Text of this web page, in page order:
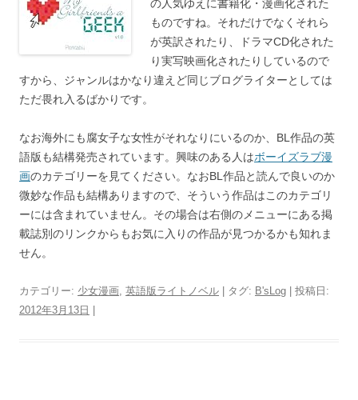
の人気ゆえに書籍化・漫画化された
ものですね。それだけでなくそれら
が英訳されたり、ドラマCD化された
り実写映画化されたりしているので
すから、ジャンルはかなり違えど同じブログライターとしては
ただ畏れ入るばかりです。
なお海外にも腐女子な女性がそれなりにいるのか、BL作品の英
語版も結構発売されています。興味のある人はボーイズラブ漫
画のカテゴリーを見てください。なおBL作品と読んで良いのか
微妙な作品も結構ありますので、そういう作品はこのカテゴリ
ーには含まれていません。その場合は右側のメニューにある掲
載誌別のリンクからもお気に入りの作品が見つかるかも知れま
せん。
カテゴリー: 少女漫画, 英語版ライトノベル | タグ: B'sLog | 投稿日:
2012年3月13日